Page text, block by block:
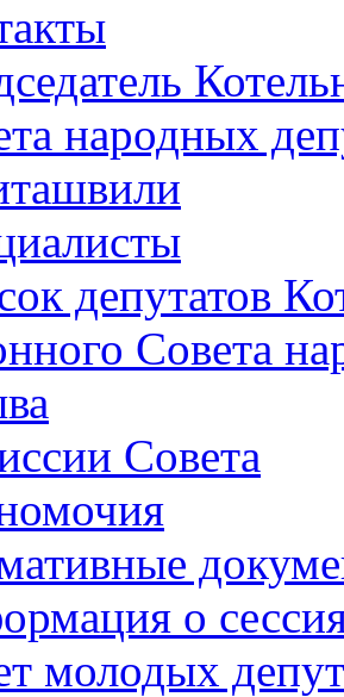
народных
депутатов
Совета
Совета
о
молодых